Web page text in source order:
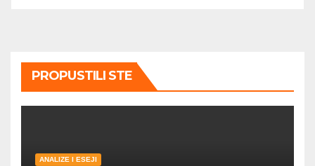
PROPUSTILI STE
ANALIZE I ESEJI